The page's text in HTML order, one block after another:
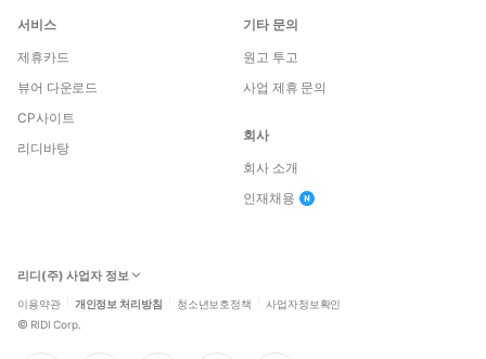
서비스
제휴카드
뷰어 다운로드
CP사이트
리디바탕
기타 문의
원고 투고
사업 제휴 문의
회사
회사 소개
인재채용
리디(주) 사업자 정보
이용약관 개인정보 처리방침 청소년보호정책 사업자정보확인
© RIDI Corp.